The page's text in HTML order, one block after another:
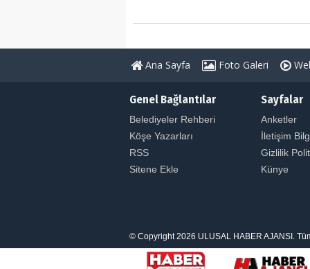
Ana Sayfa Foto Galeri
Genel Bağlantılar
Belediyeler Rehberi
Köşe Yazarları
RSS
Sitene Ekle
Sayfalar
Anketler
İletişim
Gizlilik
Künye
© Copyright 2026 ULUSAL HABER AJANSI.